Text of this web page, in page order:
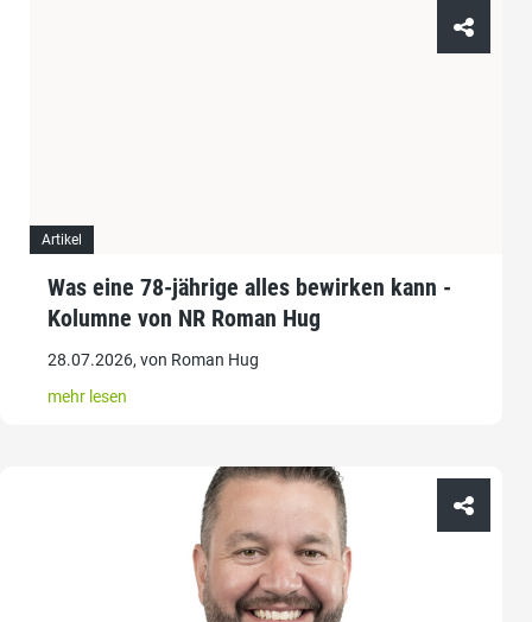
Artikel
Was eine 78-jährige alles bewirken kann -
Kolumne von NR Roman Hug
28.07.2026, von Roman Hug
mehr lesen